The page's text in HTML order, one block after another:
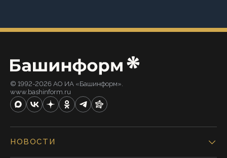
© 1992-2026 АО ИА «Башинформ».
www.bashinform.ru
НОВОСТИ